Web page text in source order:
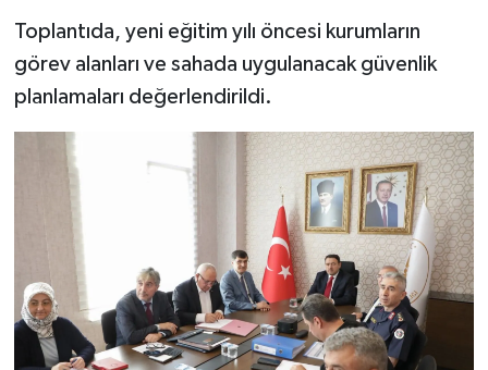
Toplantıda, yeni eğitim yılı öncesi kurumların
görev alanları ve sahada uygulanacak güvenlik
planlamaları değerlendirildi.